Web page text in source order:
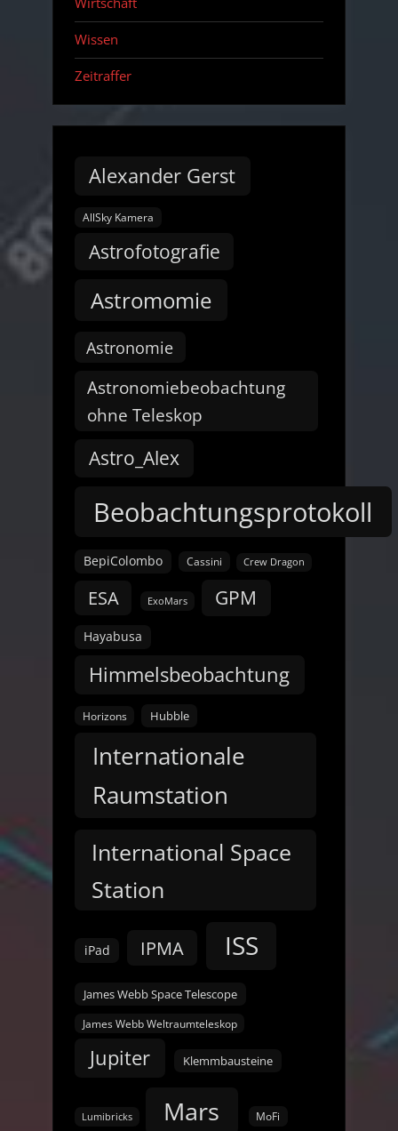
Wissen
Zeitraffer
Alexander Gerst
AllSky Kamera
Astrofotografie
Astromomie
Astronomie
Astronomiebeobachtung
ohne Teleskop
Astro_Alex
Beobachtungsprotokoll
BepiColombo Cassini Crew Dragon
ESA ExoMars GPM
Hayabusa
Himmelsbeobachtung
Horizons Hubble
Internationale
Raumstation
International Space
Station
iPad IPMA ISS
James Webb Space Telescope
James Webb Weltraumteleskop
Jupiter Klemmbausteine
Lumibricks Mars MoFi